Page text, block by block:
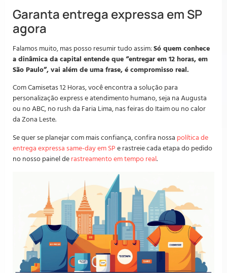
Garanta entrega expressa em SP
agora
Falamos muito, mas posso resumir tudo assim:Só quem conhece
a dinâmica da capital entende que “entregar em 12 horas, em
São Paulo”, vai além de uma frase, é compromisso real.
Com Camisetas 12 Horas, você encontra a solução para
personalização express e atendimento humano, seja na Augusta
ou no ABC, no rush da Faria Lima, nas feiras do Itaim ou no calor
da Zona Leste.
Se quer se planejar com mais confiança, confira nossa política de
entrega expressa same-day em SP e rastreie cada etapa do pedido
no nosso painel de rastreamento em tempo real.